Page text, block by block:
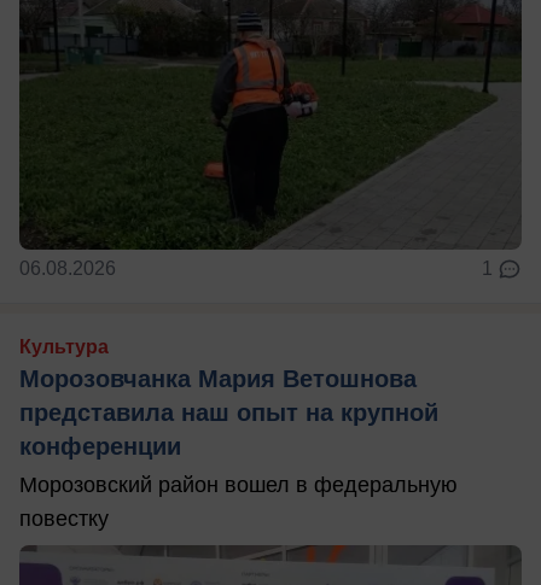
06.08.2026 1
Культура
Морозовчанка Мария Ветошнова
представила наш опыт на крупной
конференции
Морозовский район вошел в федеральную
повестку